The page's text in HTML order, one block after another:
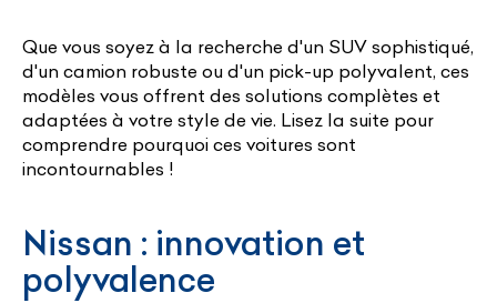
Que vous soyez à la recherche d'un SUV sophistiqué,
d'un camion robuste ou d'un pick-up polyvalent, ces
modèles vous offrent des solutions complètes et
adaptées à votre style de vie. Lisez la suite pour
comprendre pourquoi ces voitures sont
incontournables !
Nissan : innovation et
polyvalence